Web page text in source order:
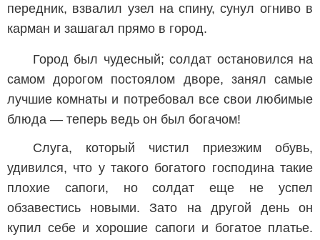
передник, взвалил узел на спину, сунул огниво в
карман и зашагал прямо в город.
Город был чудесный; солдат остановился на
самом дорогом постоялом дворе, занял самые
лучшие комнаты и потребовал все свои любимые
блюда — теперь ведь он был богачом!
Слуга, который чистил приезжим обувь,
удивился, что у такого богатого господина такие
плохие сапоги, но солдат еще не успел
обзавестись новыми. Зато на другой день он
купил себе и хорошие сапоги и богатое платье.